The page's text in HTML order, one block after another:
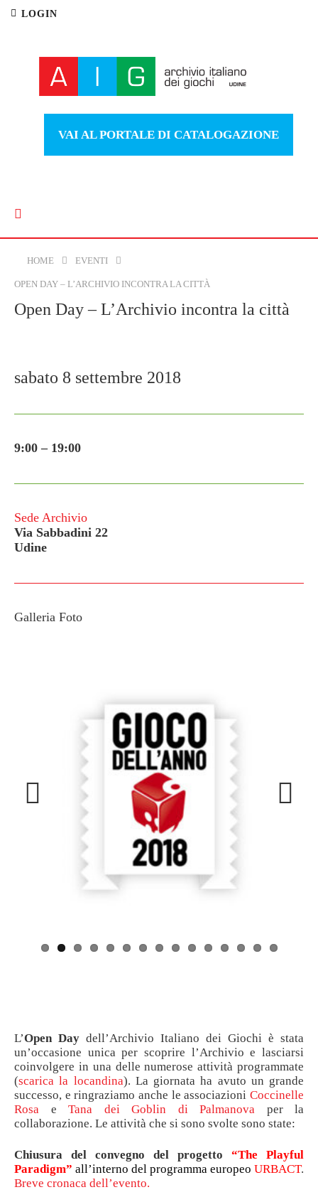
LOGIN
VAI AL PORTALE DI CATALOGAZIONE
HOME EVENTI
OPEN DAY – L’ARCHIVIO INCONTRA LA CITTÀ
Open Day – L’Archivio incontra la città
sabato 8 settembre 2018
9:00 – 19:00
Sede Archivio
Via Sabbadini 22
Udine
Galleria Foto
L’Open Day dell’Archivio Italiano dei Giochi è stata
un’occasione unica per scoprire l’Archivio e lasciarsi
coinvolgere in una delle numerose attività programmate
(scarica la locandina). La giornata ha avuto un grande
successo, e ringraziamo anche le associazioni Coccinelle
Rosa e Tana dei Goblin di Palmanova per la
collaborazione. Le attività che si sono svolte sono state:
Chiusura del convegno del progetto “The Playful
Paradigm” all’interno del programma europeo URBACT.
Breve cronaca dell’evento.